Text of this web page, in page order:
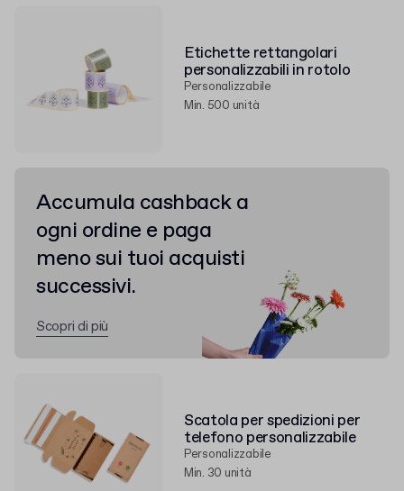
Etichette rettangolari
personalizzabili in rotolo
Personalizzabile
Min. 500 unità
Scatola per spedizioni per
telefono personalizzabile
Personalizzabile
Min. 30 unità
Accumula cashback a
ogni ordine e paga
meno sui tuoi acquisti
successivi.
Scopri di più